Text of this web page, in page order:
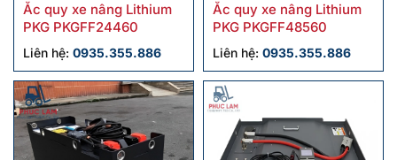
Ắc quy xe nâng Lithium
PKG PKGFF24460
Liên hệ: 0935.355.886
Ắc quy xe nâng Lithium
PKG PKGFF48560
Liên hệ: 0935.355.886